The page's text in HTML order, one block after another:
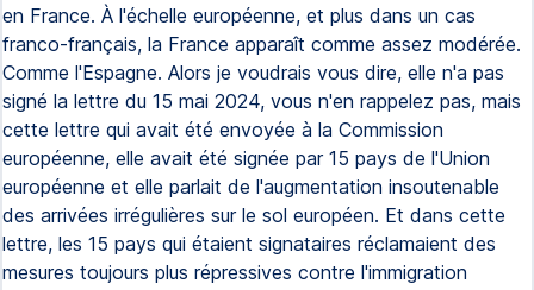
en France. À l'échelle européenne, et plus dans un cas
franco-français, la France apparaît comme assez modérée.
Comme l'Espagne. Alors je voudrais vous dire, elle n'a pas
signé la lettre du 15 mai 2024, vous n'en rappelez pas, mais
cette lettre qui avait été envoyée à la Commission
européenne, elle avait été signée par 15 pays de l'Union
européenne et elle parlait de l'augmentation insoutenable
des arrivées irrégulières sur le sol européen. Et dans cette
lettre, les 15 pays qui étaient signataires réclamaient des
mesures toujours plus répressives contre l'immigration